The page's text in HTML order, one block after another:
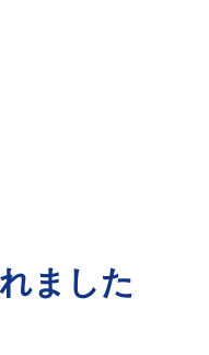
ました